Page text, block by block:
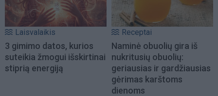
Laisvalaikis
3 gimimo datos, kurios
suteikia žmogui išskirtinai
stiprią energiją
Receptai
Naminė obuolių gira iš
nukritusių obuolių:
geriausias ir gardžiausias
gėrimas karštoms
dienoms